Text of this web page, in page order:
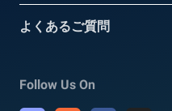
よくあるご質問
Follow Us On